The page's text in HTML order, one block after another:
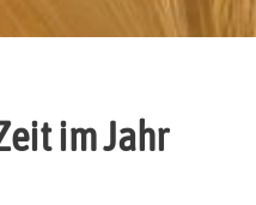
im Jahr